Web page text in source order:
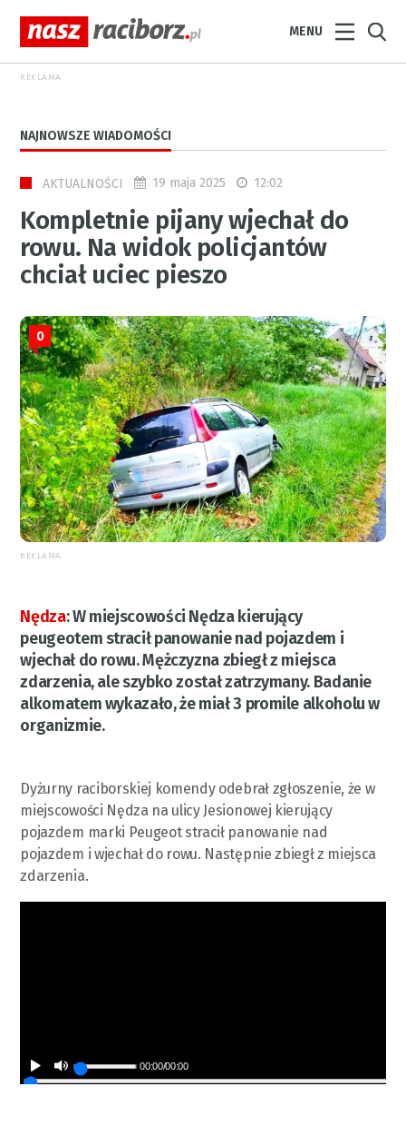
MENU
REKLAMA
NAJNOWSZE WIADOMOŚCI
AKTUALNOŚCI 19 maja 2025 12:02
Kompletnie pijany wjechał do
rowu. Na widok policjantów
chciał uciec pieszo
0
REKLAMA
Nędza:W miejscowości Nędza kierujący
peugeotem stracił panowanie nad pojazdem i
wjechał do rowu. Mężczyzna zbiegł z miejsca
zdarzenia, ale szybko został zatrzymany. Badanie
alkomatem wykazało, że miał 3 promile alkoholu w
organizmie.
Dyżurny raciborskiej komendy odebrał zgłoszenie, że w
miejscowości Nędza na ulicy Jesionowej kierujący
pojazdem marki Peugeot stracił panowanie nad
pojazdem i wjechał do rowu. Następnie zbiegł z miejsca
zdarzenia.
00:00/00:00